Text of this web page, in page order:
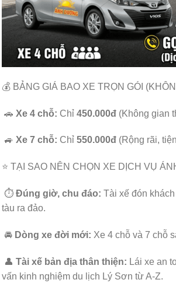
💰 BẢNG GIÁ BAO XE TRỌN GÓI
🚗 Xe 4 chỗ: Chỉ 450.000đ (Không gian
🚙 Xe 7 chỗ: Chỉ 550.000đ (Rộng rãi,
⭐ TẠI SAO NÊN CHỌN XE DỊCH VỤ
⏱️ Đúng giờ, chu đáo: Tài xế đón
tàu ra đảo.
🚘 Dòng xe đời mới: Xe 4 chỗ và 7 chỗ
👤 Tài xế bản địa thân thiện: Lái xe an
vấn kinh nghiệm du lịch Lý Sơn từ A-Z.